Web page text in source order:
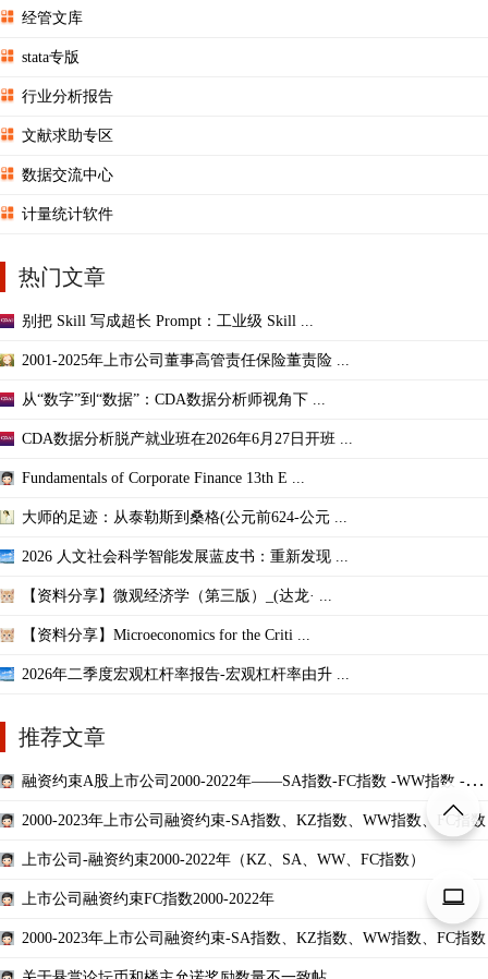
经管文库
stata专版
行业分析报告
文献求助专区
数据交流中心
计量统计软件
热门文章
别把 Skill 写成超长 Prompt：工业级 Skill ...
2001-2025年上市公司董事高管责任保险董责险 ...
从“数字”到“数据”：CDA数据分析师视角下 ...
CDA数据分析脱产就业班在2026年6月27日开班 ...
Fundamentals of Corporate Finance 13th E ...
大师的足迹：从泰勒斯到桑格(公元前624-公元 ...
2026 人文社会科学智能发展蓝皮书：重新发现 ...
【资料分享】微观经济学（第三版）_(达龙· ...
【资料分享】Microeconomics for the Criti ...
2026年二季度宏观杠杆率报告-宏观杠杆率由升 ...
推荐文章
融资约束A股上市公司2000-2022年——SA指数-FC指数 -WW指数 -KZ
2000-2023年上市公司融资约束-SA指数、KZ指数、WW指数、FC指数
上市公司-融资约束2000-2022年（KZ、SA、WW、FC指数）
上市公司融资约束FC指数2000-2022年
2000-2023年上市公司融资约束-SA指数、KZ指数、WW指数、FC指数